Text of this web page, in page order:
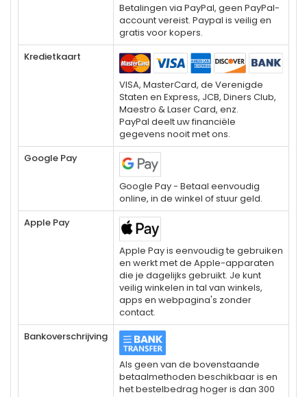
Betalingen via PayPal, geen PayPal-
account vereist. Paypal is veilig en
gratis voor kopers.
Kredietkaart
VISA, MasterCard, de Verenigde
Staten en Express, JCB, Diners Club,
Maestro & Laser Card, enz.
PayPal deelt uw financiële
gegevens nooit met ons.
Google Pay
Google Pay - Betaal eenvoudig
online, in de winkel of stuur geld.
Apple Pay
Apple Pay is eenvoudig te gebruiken
en werkt met de Apple-apparaten
die je dagelijks gebruikt. Je kunt
veilig winkelen in tal van winkels,
apps en webpagina's zonder
contact.
Bankoverschrijving
Als geen van de bovenstaande
betaalmethoden beschikbaar is en
het bestelbedrag hoger is dan 300